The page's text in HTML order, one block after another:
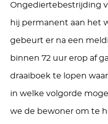
Ongediertebestrijding
hij permanent aan het
gebeurt er na een
binnen 72 uur erop af
draaiboek te lopen
in welke volgorde
we de bewoner om te